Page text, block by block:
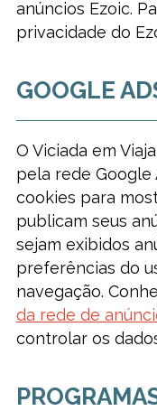
anúncios Ezoic.
privacidade do
GOOGLE
O Viciada em
pela rede Google
cookies para
publicam seus
sejam exibidos
preferências do
navegação.
da rede de
controlar os